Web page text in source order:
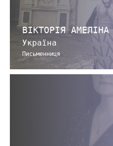
ВІКТОРІЯ АМЕЛІНА
Україна
Письменниця